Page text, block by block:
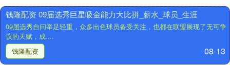
衡
美
国
高
关
税
赋
能
计
划
加
速
钱隆配资 09届选秀巨星吸金能力大比拼_薪水_球员_生涯
09届选秀自问举足轻重，众多出色球员备受关注，也都在联盟展现了无可争
议的天赋，成....
钱隆配资
08-13